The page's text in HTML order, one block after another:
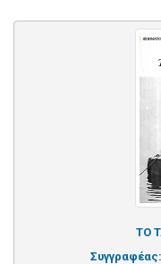
ΤΟ
Συγγραφέας: